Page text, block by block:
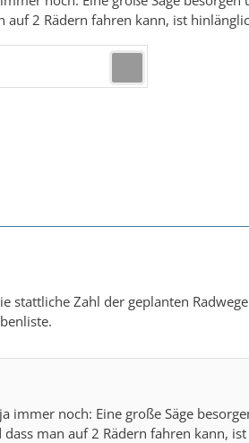
2 Rädern fahren kann, ist
stattliche Zahl der geplanten
immer noch: Eine große Säge
man auf 2 Rädern fahren kann,